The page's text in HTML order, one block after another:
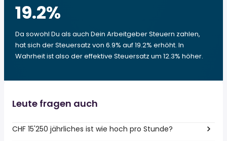
19.2%
Da sowohl Du als auch Dein Arbeitgeber Steuern zahlen,
hat sich der Steuersatz von 6.9% auf 19.2% erhöht. In
Wahrheit ist also der effektive Steuersatz um 12.3% höher.
Leute fragen auch
CHF 15'250 jährliches ist wie hoch pro Stunde?